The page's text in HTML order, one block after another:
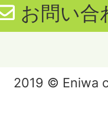
お問い合
2019 © Eniwa